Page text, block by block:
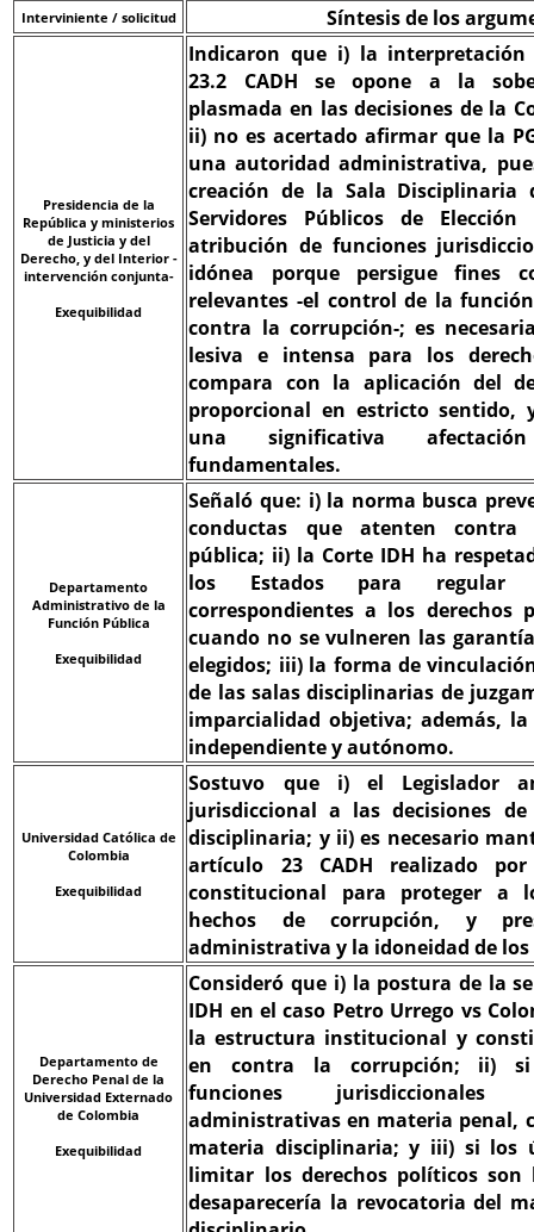
Interviniente / solicitud Síntesis de los
Presidencia de la
República y ministerios
de Justicia y del
Derecho, y del Interior -
intervención conjunta-
Exequibilidad
Indicaron que i) la
23.2 CADH se opone a la
plasmada en las decisiones de la
ii) no es acertado afirmar que la
una autoridad administrativa,
creación de la Sala Disciplinaria
Servidores Públicos de
atribución de funciones
idónea porque persigue fines
relevantes -el control de la
contra la corrupción-; es
lesiva e intensa para los
compara con la aplicación del
proporcional en estricto sentido,
una significativa
fundamentales.
Departamento
Administrativo de la
Función Pública
Exequibilidad
Señaló que: i) la norma busca
conductas que atenten contra
pública; ii) la Corte IDH ha
los Estados para regular
correspondientes a los derechos
cuando no se vulneren las
elegidos; iii) la forma de
de las salas disciplinarias de
imparcialidad objetiva; además,
independiente y autónomo.
Universidad Católica de
Colombia
Exequibilidad
Sostuvo que i) el Legislador
jurisdiccional a las decisiones
disciplinaria; y ii) es necesario
artículo 23 CADH realizado
constitucional para proteger a
hechos de corrupción, y
administrativa y la idoneidad de los
Departamento de
Derecho Penal de la
Universidad Externado
de Colombia
Exequibilidad
Consideró que i) la postura de la
IDH en el caso Petro Urrego vs
la estructura institucional y
en contra la corrupción; ii) si
funciones
administrativas en materia penal,
materia disciplinaria; y iii) si los
limitar los derechos políticos son
desaparecería la revocatoria del